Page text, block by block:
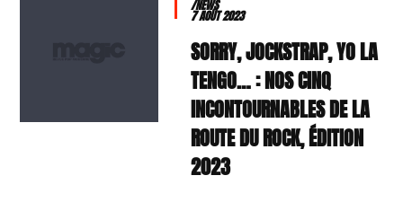
/NEWS
7 AOÛT 2023
SORRY, JOCKSTRAP, YO LA
TENGO… : NOS CINQ
INCONTOURNABLES DE LA
ROUTE DU ROCK, ÉDITION
2023